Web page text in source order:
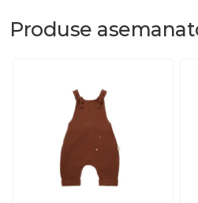
Produse